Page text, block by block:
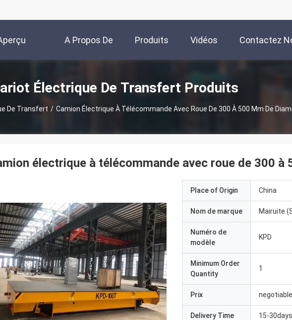
A Propos De
Nous
Produits Vidéos Contactez
Électrique De Transfert Produits
De Transfert / Camion Électrique À Télécommande Avec Roue De 300 À 500 Mm De
électrique à télécommande avec roue de 300 à
Place of Origin China
Nom de marque Mairuite
Numéro de
modèle
KPD
Minimum Order
Quantity
1
Prix negotiable
Delivery Time 15-30days